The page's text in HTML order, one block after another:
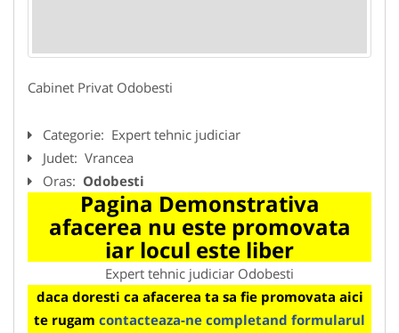
Cabinet Privat Odobesti
Categorie: Expert tehnic judiciar
Judet: Vrancea
Oras: Odobesti
Pagina Demonstrativa
afacerea nu este promovata
iar locul este liber
Expert tehnic judiciar Odobesti
daca doresti ca afacerea ta sa fie promovata aici
te rugam contacteaza-ne completand formularul